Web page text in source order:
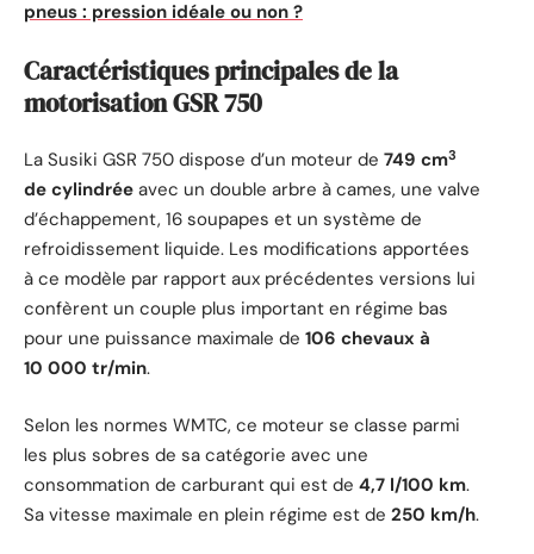
pneus : pression idéale ou non ?
Caractéristiques principales de la
motorisation GSR 750
La Susiki GSR 750 dispose d’un moteur de 749 cm3
de cylindrée avec un double arbre à cames, une valve
d’échappement, 16 soupapes et un système de
refroidissement liquide. Les modifications apportées
à ce modèle par rapport aux précédentes versions lui
confèrent un couple plus important en régime bas
pour une puissance maximale de 106 chevaux à
10 000 tr/min.
Selon les normes WMTC, ce moteur se classe parmi
les plus sobres de sa catégorie avec une
consommation de carburant qui est de 4,7 l/100 km.
Sa vitesse maximale en plein régime est de 250 km/h.